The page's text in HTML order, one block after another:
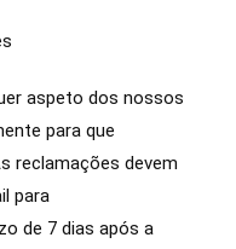
aspeto dos nossos
para que
reclamações devem
para
de 7 dias após a